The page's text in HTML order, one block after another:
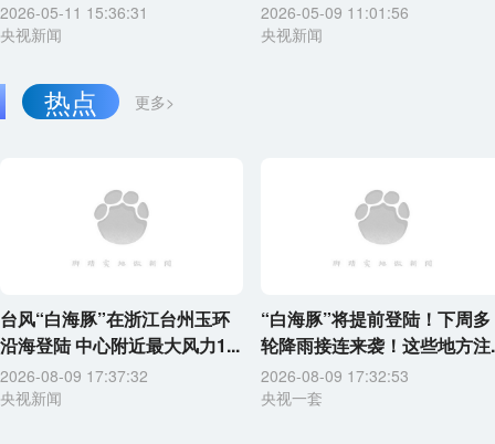
2026-05-11 15:36:31
央视新闻
2026-05-09 11:01:56
央视新闻
更多>
热点
台风“白海豚”在浙江台州玉环
沿海登陆 中心附近最大风力1...
2026-08-09 17:37:32
央视新闻
“白海豚”将提前登陆！下周多
轮降雨接连来袭！这些地方注
2026-08-09 17:32:53
央视一套